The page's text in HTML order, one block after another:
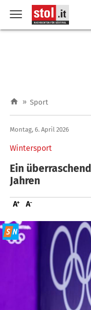
» Sport
Wintersport
Montag, 6. April 2026
Ein
Jahren